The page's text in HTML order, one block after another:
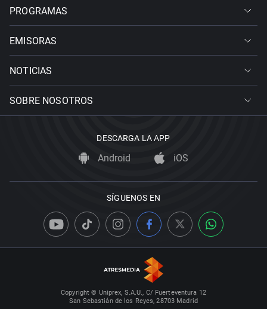
PROGRAMAS
EMISORAS
NOTICIAS
SOBRE NOSOTROS
DESCARGA LA APP
Android iOS
SÍGUENOS EN
Copyright © Uniprex, S.A.U., C/ Fuerteventura 12
San Sebastián de los Reyes, 28703 Madrid